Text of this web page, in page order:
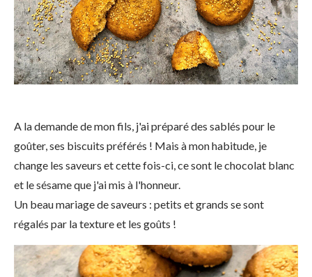
A la demande de mon fils, j'ai préparé des sablés pour le
goûter, ses biscuits préférés ! Mais à mon habitude, je
change les saveurs et cette fois-ci, ce sont le chocolat blanc
et le sésame que j'ai mis à l'honneur.
Un beau mariage de saveurs : petits et grands se sont
régalés par la texture et les goûts !